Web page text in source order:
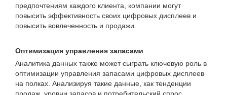
предпочтениям каждого клиента, компании могут
повысить эффективность своих цифровых дисплеев и
повысить вовлеченность и продажи.
Оптимизация управления запасами
Аналитика данных также может сыграть ключевую роль в
оптимизации управления запасами цифровых дисплеев
на полках. Анализируя такие данные, как тенденции